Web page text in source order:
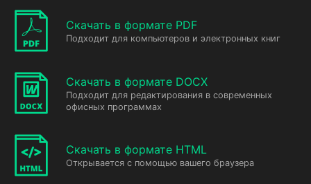
Скачать в формате PDF
Подходит для компьютеров и электронных книг
Скачать в формате DOCX
Подходит для редактирования в современных
офисных программах
Скачать в формате HTML
Открывается с помощью вашего браузера